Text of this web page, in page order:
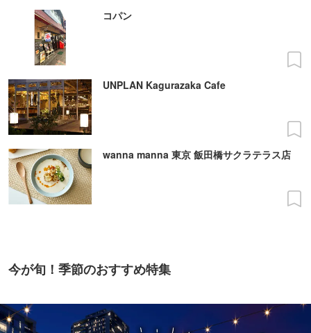
コパン
UNPLAN Kagurazaka Cafe
wanna manna 東京 飯田橋サクラテラス店
今が旬！季節のおすすめ特集